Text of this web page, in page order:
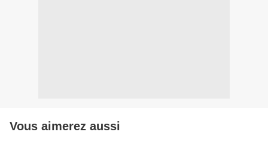
Vous aimerez aussi